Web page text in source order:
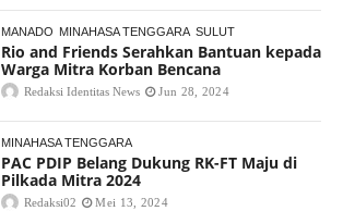
MANADO MINAHASA TENGGARA SULUT
Rio and Friends Serahkan Bantuan kepada
Warga Mitra Korban Bencana
Redaksi Identitas News Jun 28, 2024
MINAHASA TENGGARA
PAC PDIP Belang Dukung RK-FT Maju di
Pilkada Mitra 2024
Redaksi02 Mei 13, 2024